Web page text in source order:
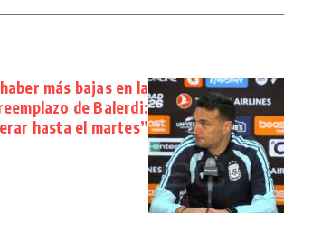
más bajas en la
de Balerdi:
hasta el martes”